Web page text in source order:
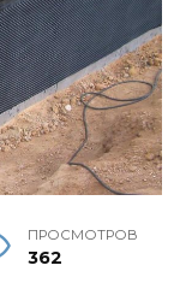
ПРОСМОТРОВ
362